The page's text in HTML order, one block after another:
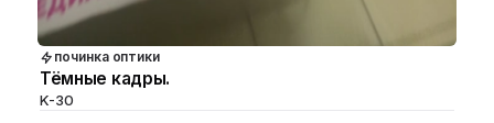
починка оптики
Тёмные кадры.
K-30